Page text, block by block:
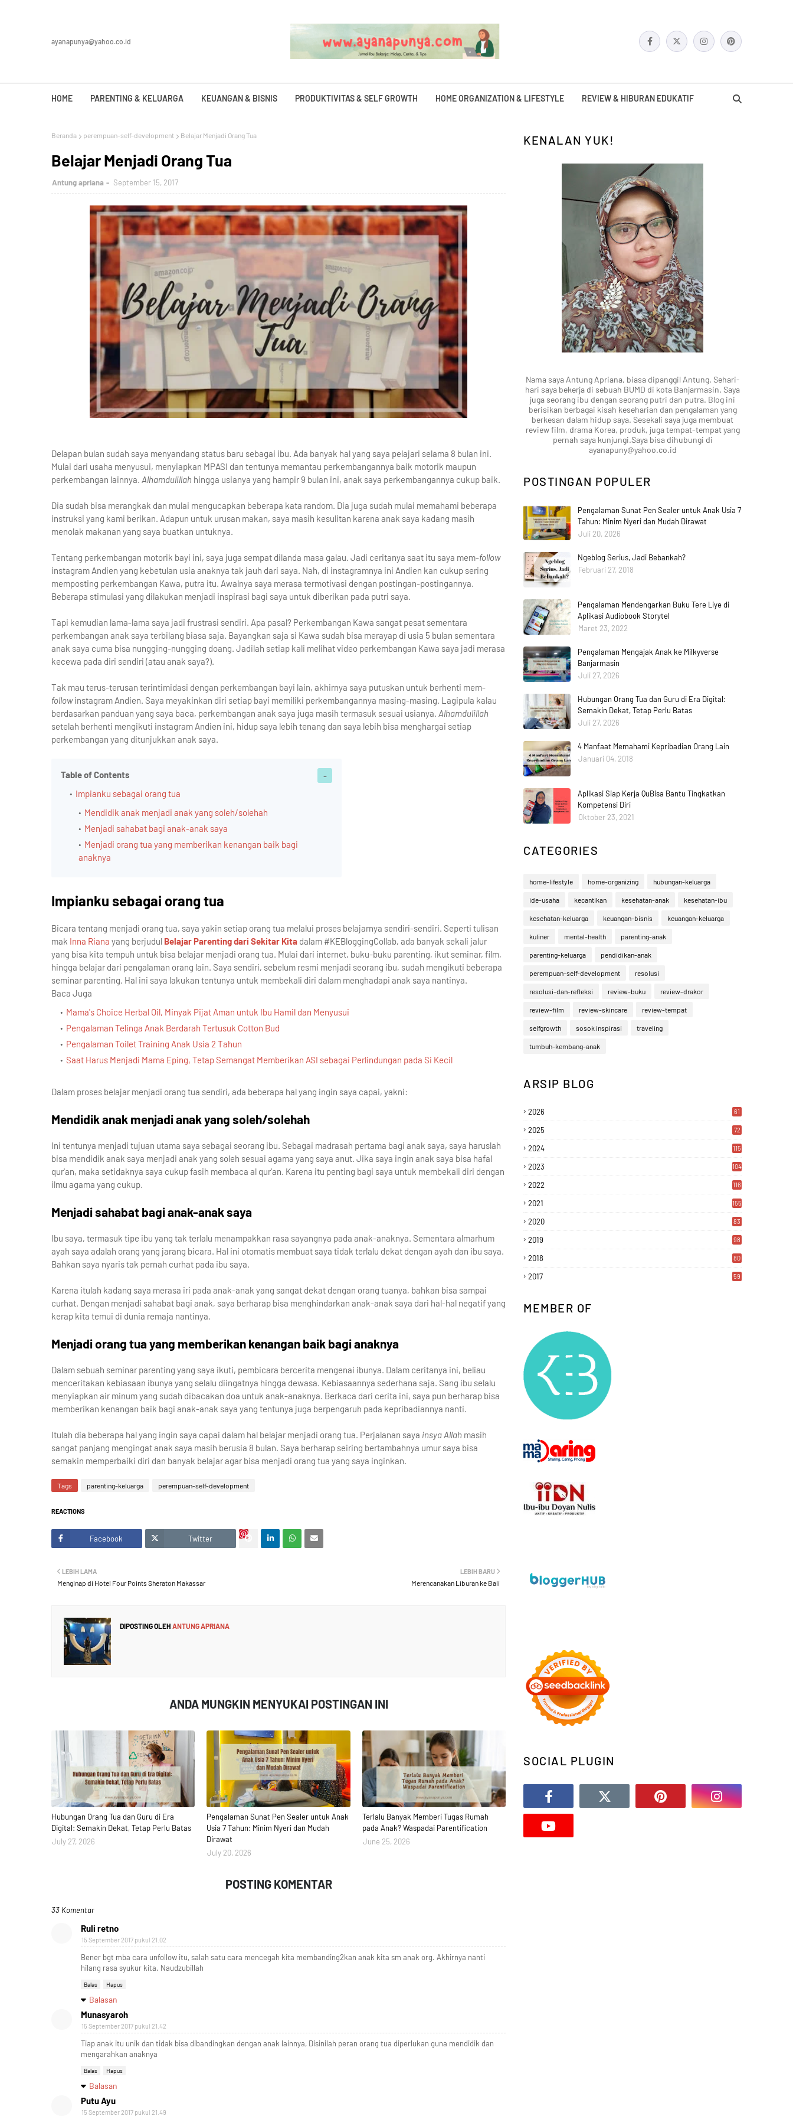
ayanapunya@yahoo.co.id
HOME PARENTING & KELUARGA KEUANGAN & BISNIS PRODUKTIVITAS & SELF GROWTH HOME ORGANIZATION & LIFESTYLE REVIEW & HIBURAN EDUKATIF
Beranda perempuan-self-development Belajar Menjadi Orang Tua
Belajar Menjadi Orang Tua
Antung apriana September 15, 2017
Delapan bulan sudah saya menyandang status baru sebagai ibu. Ada banyak hal yang saya pelajari selama 8 bulan ini.
Mulai dari usaha menyusui, menyiapkan MPASI dan tentunya memantau perkembangannya baik motorik maupun
perkembangan lainnya. Alhamdulillah hingga usianya yang hampir 9 bulan ini, anak saya perkembangannya cukup baik.
Dia sudah bisa merangkak dan mulai mengucapkan beberapa kata random. Dia juga sudah mulai memahami beberapa
instruksi yang kami berikan. Adapun untuk urusan makan, saya masih kesulitan karena anak saya kadang masih
menolak makanan yang saya buatkan untuknya.
Tentang perkembangan motorik bayi ini, saya juga sempat dilanda masa galau. Jadi ceritanya saat itu saya mem-follow
instagram Andien yang kebetulan usia anaknya tak jauh dari saya. Nah, di instagramnya ini Andien kan cukup sering
memposting perkembangan Kawa, putra itu. Awalnya saya merasa termotivasi dengan postingan-postingannya.
Beberapa stimulasi yang dilakukan menjadi inspirasi bagi saya untuk diberikan pada putri saya.
Tapi kemudian lama-lama saya jadi frustrasi sendiri. Apa pasal? Perkembangan Kawa sangat pesat sementara
perkembangan anak saya terbilang biasa saja. Bayangkan saja si Kawa sudah bisa merayap di usia 5 bulan sementara
anak saya cuma bisa nungging-nungging doang. Jadilah setiap kali melihat video perkembangan Kawa saya jadi merasa
kecewa pada diri sendiri (atau anak saya?).
Tak mau terus-terusan terintimidasi dengan perkembangan bayi lain, akhirnya saya putuskan untuk berhenti mem-
followinstagram Andien. Saya meyakinkan diri setiap bayi memiliki perkembangannya masing-masing. Lagipula kalau
berdasarkan panduan yang saya baca, perkembangan anak saya juga masih termasuk sesuai usianya. Alhamdulillah
setelah berhenti mengikuti instagram Andien ini, hidup saya lebih tenang dan saya lebih bisa menghargai setiap
perkembangan yang ditunjukkan anak saya.
Table of Contents
Impianku sebagai orang tua
Mendidik anak menjadi anak yang soleh/solehah
Menjadi sahabat bagi anak-anak saya
Menjadi orang tua yang memberikan kenangan baik bagi
anaknya
Impianku sebagai orang tua
Bicara tentang menjadi orang tua, saya yakin setiap orang tua melalui proses belajarnya sendiri-sendiri. Seperti tulisan
mak Inna Riana yang berjudul Belajar Parenting dari Sekitar Kita dalam #KEBloggingCollab, ada banyak sekali jalur
yang bisa kita tempuh untuk bisa belajar menjadi orang tua. Mulai dari internet, buku-buku parenting, ikut seminar, film,
hingga belajar dari pengalaman orang lain. Saya sendiri, sebelum resmi menjadi seorang ibu, sudah mengikuti beberapa
seminar parenting. Hal ini saya lakukan tentunya untuk membekali diri dalam menghadapi anak saya nantinya.
Baca Juga
Mama's Choice Herbal Oil, Minyak Pijat Aman untuk Ibu Hamil dan Menyusui
Pengalaman Telinga Anak Berdarah Tertusuk Cotton Bud
Pengalaman Toilet Training Anak Usia 2 Tahun
Saat Harus Menjadi Mama Eping, Tetap Semangat Memberikan ASI sebagai Perlindungan pada Si Kecil
Dalam proses belajar menjadi orang tua sendiri, ada beberapa hal yang ingin saya capai, yakni:
Mendidik anak menjadi anak yang soleh/solehah
Ini tentunya menjadi tujuan utama saya sebagai seorang ibu. Sebagai madrasah pertama bagi anak saya, saya haruslah
bisa mendidik anak saya menjadi anak yang soleh sesuai agama yang saya anut. Jika saya ingin anak saya bisa hafal
qur'an, maka setidaknya saya cukup fasih membaca al qur'an. Karena itu penting bagi saya untuk membekali diri dengan
ilmu agama yang cukup.
Menjadi sahabat bagi anak-anak saya
Ibu saya, termasuk tipe ibu yang tak terlalu menampakkan rasa sayangnya pada anak-anaknya. Sementara almarhum
ayah saya adalah orang yang jarang bicara. Hal ini otomatis membuat saya tidak terlalu dekat dengan ayah dan ibu saya.
Bahkan saya nyaris tak pernah curhat pada ibu saya.
Karena itulah kadang saya merasa iri pada anak-anak yang sangat dekat dengan orang tuanya, bahkan bisa sampai
curhat. Dengan menjadi sahabat bagi anak, saya berharap bisa menghindarkan anak-anak saya dari hal-hal negatif yang
kerap kita temui di dunia remaja nantinya.
Menjadi orang tua yang memberikan kenangan baik bagi anaknya
Dalam sebuah seminar parenting yang saya ikuti, pembicara bercerita mengenai ibunya. Dalam ceritanya ini, beliau
menceritakan kebiasaan ibunya yang selalu diingatnya hingga dewasa. Kebiasaannya sederhana saja. Sang ibu selalu
menyiapkan air minum yang sudah dibacakan doa untuk anak-anaknya. Berkaca dari cerita ini, saya pun berharap bisa
memberikan kenangan baik bagi anak-anak saya yang tentunya juga berpengaruh pada kepribadiannya nanti.
Itulah dia beberapa hal yang ingin saya capai dalam hal belajar menjadi orang tua. Perjalanan saya insya Allah masih
sangat panjang mengingat anak saya masih berusia 8 bulan. Saya berharap seiring bertambahnya umur saya bisa
semakin memperbaiki diri dan banyak belajar agar bisa menjadi orang tua yang saya inginkan.
Tags parenting-keluarga perempuan-self-development
REACTIONS
Facebook Twitter
LEBIH BARU
Merencanakan Liburan ke Bali
LEBIH LAMA
Menginap di Hotel Four Points Sheraton Makassar
DIPOSTING OLEH ANTUNG APRIANA
ANDA MUNGKIN MENYUKAI POSTINGAN INI
Hubungan Orang Tua dan Guru di Era
Digital: Semakin Dekat, Tetap Perlu Batas
July 27, 2026
Pengalaman Sunat Pen Sealer untuk Anak
Usia 7 Tahun: Minim Nyeri dan Mudah
Dirawat
July 20, 2026
Terlalu Banyak Memberi Tugas Rumah
pada Anak? Waspadai Parentification
June 25, 2026
POSTING KOMENTAR
33 Komentar
Ruli retno
15 September 2017 pukul 21.02
Bener bgt mba cara unfollow itu, salah satu cara mencegah kita membanding2kan anak kita sm anak org. Akhirnya nanti
hilang rasa syukur kita. Naudzubillah
Balas Hapus
Balasan
Munasyaroh
15 September 2017 pukul 21.42
Tiap anak itu unik dan tidak bisa dibandingkan dengan anak lainnya, Disinilah peran orang tua diperlukan guna mendidik dan
mengarahkan anaknya
Balas Hapus
Balasan
Putu Ayu
15 September 2017 pukul 21.49
KENALAN YUK!
Nama saya Antung Apriana, biasa dipanggil Antung. Sehari-
hari saya bekerja di sebuah BUMD di kota Banjarmasin. Saya
juga seorang ibu dengan seorang putri dan putra. Blog ini
berisikan berbagai kisah keseharian dan pengalaman yang
berkesan dalam hidup saya. Sesekali saya juga membuat
review film, drama Korea, produk, juga tempat-tempat yang
pernah saya kunjungi.Saya bisa dihubungi di
ayanapuny@yahoo.co.id
POSTINGAN POPULER
Pengalaman Sunat Pen Sealer untuk Anak Usia 7
Tahun: Minim Nyeri dan Mudah Dirawat
Juli 20, 2026
Ngeblog Serius, Jadi Bebankah?
Februari 27, 2018
Pengalaman Mendengarkan Buku Tere Liye di
Aplikasi Audiobook Storytel
Maret 23, 2022
Pengalaman Mengajak Anak ke Milkyverse
Banjarmasin
Juli 27, 2026
Hubungan Orang Tua dan Guru di Era Digital:
Semakin Dekat, Tetap Perlu Batas
Juli 27, 2026
4 Manfaat Memahami Kepribadian Orang Lain
Januari 04, 2018
Aplikasi Siap Kerja QuBisa Bantu Tingkatkan
Kompetensi Diri
Oktober 23, 2021
CATEGORIES
home-lifestyle home-organizing hubungan-keluarga
ide-usaha kecantikan kesehatan-anak kesehatan-ibu
kesehatan-keluarga keuangan-bisnis keuangan-keluarga
kuliner mental-health parenting-anak
parenting-keluarga pendidikan-anak
perempuan-self-development resolusi
resolusi-dan-refleksi review-buku review-drakor
review-film review-skincare review-tempat
selfgrowth sosok inspirasi traveling
tumbuh-kembang-anak
ARSIP BLOG
2026 61
2025 72
2024 115
2023 104
2022 116
2021 155
2020 83
2019 98
2018 80
2017 59
MEMBER OF
SOCIAL PLUGIN